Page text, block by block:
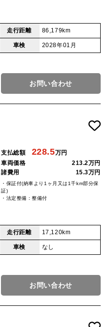
走行距離 86,179km
車検 2028年01月
お問い合わせ
支払総額 228.5万円
車両価格
213.2万円
諸費用
15.3万円
・保証付(納車より1ヶ月又は1千km部分保
証)
・法定整備：整備付
走行距離 17,120km
車検 なし
お問い合わせ